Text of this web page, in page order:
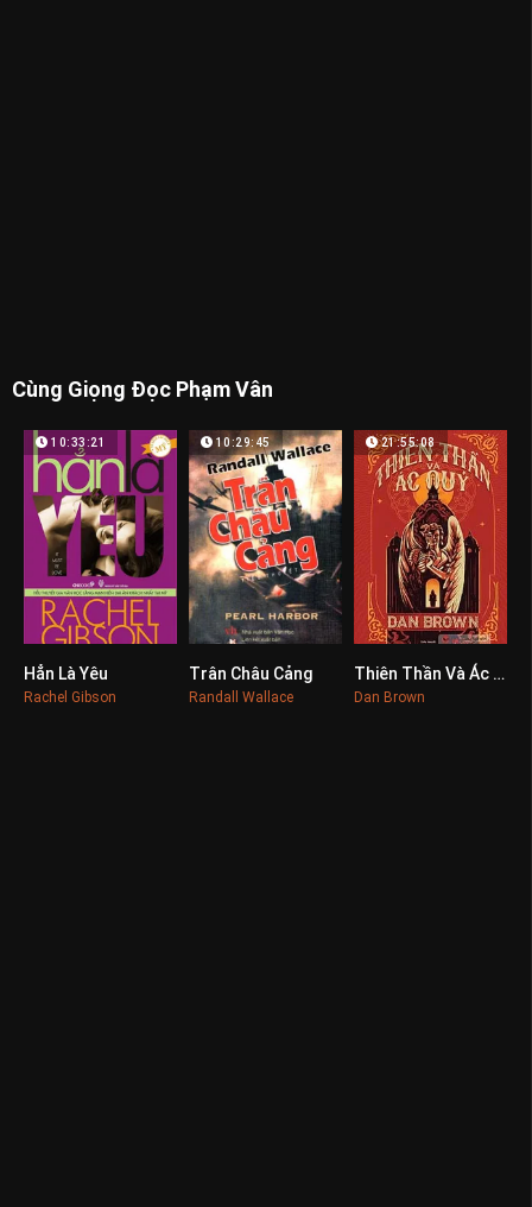
Cùng Giọng Đọc Phạm Vân
10:33:21
Hẳn Là Yêu
Rachel Gibson
10:29:45
Trân Châu Cảng
Randall Wallace
0
21:55:08
Thiên Thần Và Ác Quỷ
Dan Brown